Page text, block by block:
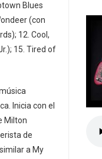
Blues
(con
12. Cool,
15. Tired of
Inicia con el
Milton
de
a My